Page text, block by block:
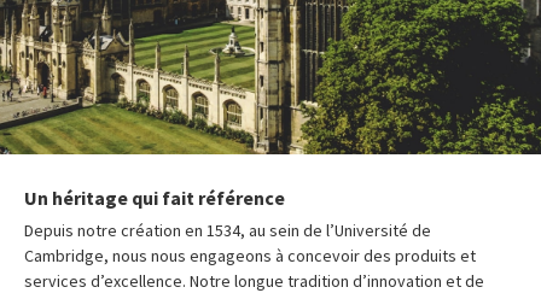
Un héritage qui fait référence
Depuis notre création en 1534, au sein de l’Université de
Cambridge, nous nous engageons à concevoir des produits et
services d’excellence. Notre longue tradition d’innovation et de